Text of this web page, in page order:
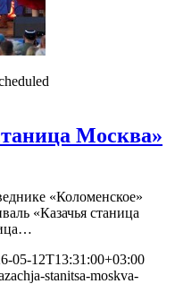
Москва»
«Коломенское»
«Казачья станица
05-12T13:31:00+03:00
stanitsa-moskva-